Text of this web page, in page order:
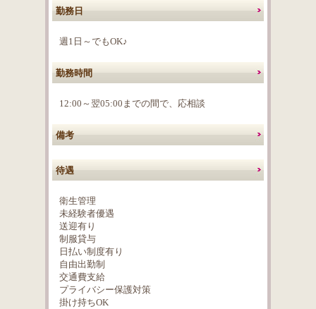
勤務日
週1日～でもOK♪
勤務時間
12:00～翌05:00までの間で、応相談
備考
待遇
衛生管理
未経験者優遇
送迎有り
制服貸与
日払い制度有り
自由出勤制
交通費支給
プライバシー保護対策
掛け持ちOK